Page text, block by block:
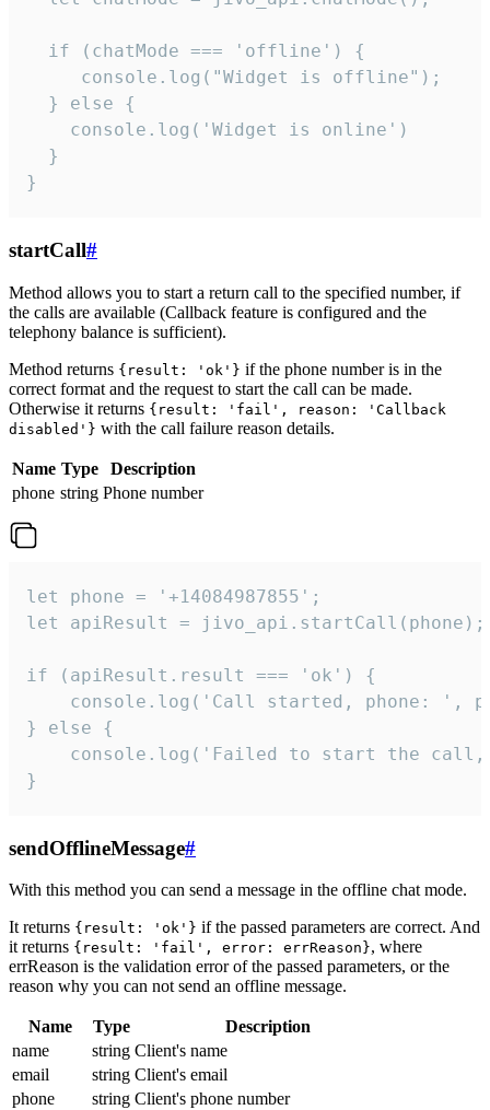
  if (chatMode === 'offline') {
     console.log("Widget is offline");
  } else {
    console.log('Widget is online')
  }
}
startCall#
Method allows you to start a return call to the specified number, if
the calls are available (Callback feature is configured and the
telephony balance is sufficient).
Method returns {result: 'ok'} if the phone number is in the
correct format and the request to start the call can be made.
Otherwise it returns {result: 'fail', reason: 'Callback
disabled'} with the call failure reason details.
Name Type
Description
phone string Phone number
let phone = '+14084987855';
let apiResult = jivo_api.startCall(phone);
if (apiResult.result === 'ok') {
console.log('Call started, phone: ',
} else {
console.log('Failed to start the
}
sendOfflineMessage#
With this method you can send a message in the offline chat mode.
It returns {result: 'ok'} if the passed parameters are correct. And
it returns {result: 'fail', error: errReason}, where
errReason is the validation error of the passed parameters, or the
reason why you can not send an offline message.
Name Type
Description
name
string Client's name
email
string Client's email
phone
string Client's phone number